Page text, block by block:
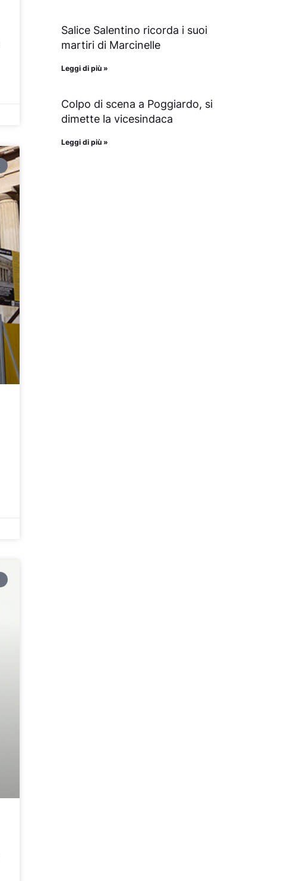
Salice Salentino ricorda i suoi
martiri di Marcinelle
Leggi di più »
Colpo di scena a Poggiardo, si
dimette la vicesindaca
Leggi di più »